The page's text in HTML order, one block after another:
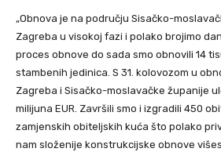
„Obnova je na području Sisačko-
Zagreba u visokoj fazi i polako brojimo
proces obnove do sada smo obnovili 14
stambenih jedinica. S 31. kolovozom u
Zagreba i Sisačko-moslavačke županije
milijuna EUR. Završili smo i izgradili 450
zamjenskih obiteljskih kuća što polako
nam složenije konstrukcijske obnove